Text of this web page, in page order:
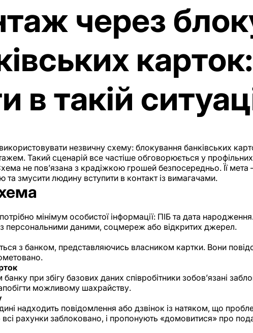
через
в такій
незвичну схему: блокування банківських
Такий сценарій все частіше обговорюється у профільних
не пов’язана з крадіжкою грошей безпосередньо. Її мета
та змусити людину вступити в контакт із вимагачами.
мінімум особистої інформації: ПІБ та дата
персональними даними, соцмереж або відкритих джерел.
з банком, представляючись власником картки. Вони
при збігу базових даних співробітники зобов’язані
можливому шахрайству.
надходить повідомлення або дзвінок із натяком, що
рахунки заблоковано, і пропонують «домовитися» про